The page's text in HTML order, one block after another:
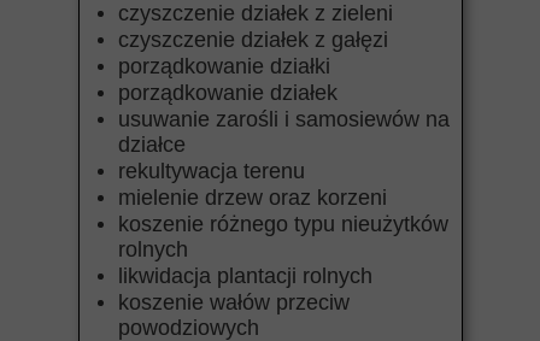
czyszczenie działek z zieleni
czyszczenie działek z gałęzi
porządkowanie działki
porządkowanie działek
usuwanie zarośli i samosiewów na
działce
rekultywacja terenu
mielenie drzew oraz korzeni
koszenie różnego typu nieużytków
rolnych
likwidacja plantacji rolnych
koszenie wałów przeciw
powodziowych